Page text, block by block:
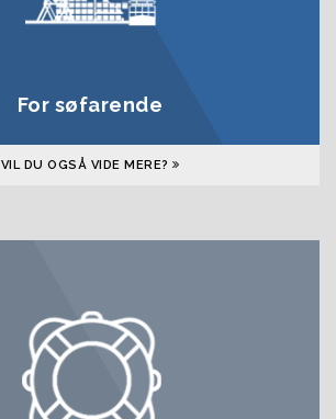
For søfarende
VIL DU OGSÅ VIDE MERE?